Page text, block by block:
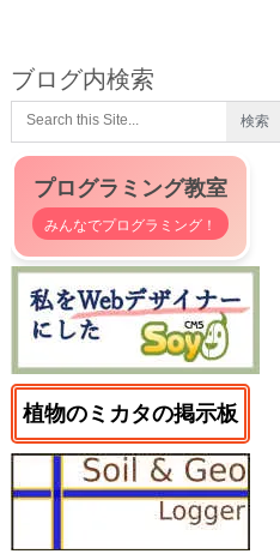
ブログ内検索
プログラミング教室
みんなでプログラミング！
植物のミカタの掲示板